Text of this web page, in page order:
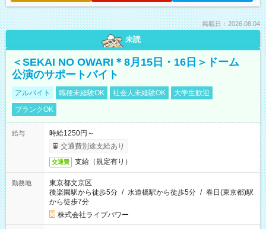
掲載日：2026.08.04
未読
＜SEKAI NO OWARI＊8月15日・16日＞ドーム
公演のサポートバイト
アルバイト 職種未経験OK 社会人未経験OK
大学生歓迎
ブランクOK
給与
時給1250円～
交通費別途支給あり
交通費 支給（規定有り）
勤務地
東京都文京区
後楽園駅から徒歩5分 / 水道橋駅から徒歩5分 / 春日(東京都)駅
から徒歩7分
株式会社ライブパワー